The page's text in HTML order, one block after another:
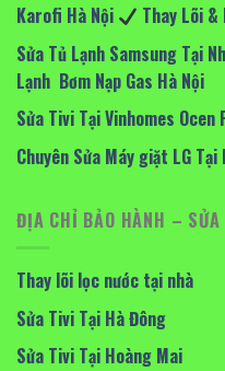
Karofi Hà Nội
Thay Lõi &
Sửa Tủ Lạnh Samsung Tại
Lạnh Bơm Nạp Gas Hà Nội
Sửa Tivi Tại Vinhomes Ocen
Chuyên Sửa Máy giặt LG Tại
ĐỊA CHỈ BẢO HÀNH – SỬA
Thay lõi lọc nước tại nhà
Sửa Tivi Tại Hà Đông
Sửa Tivi Tại Hoàng Mai